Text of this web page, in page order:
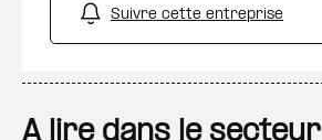
Suivre cette entreprise
A lire dans le secteur